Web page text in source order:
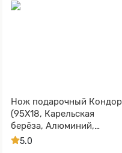
Нож подарочный Кондор
(95Х18, Карельская
берёза, Алюминий,
Золочение клинка)
5.0